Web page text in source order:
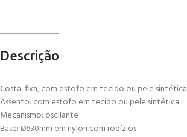
Descrição
Costa: fixa, com estofo em tecido ou pele sintética
Assento: com estofo em tecido ou pele sintética
Mecanismo: oscilante
Base: Ø630mm em nylon com rodízios